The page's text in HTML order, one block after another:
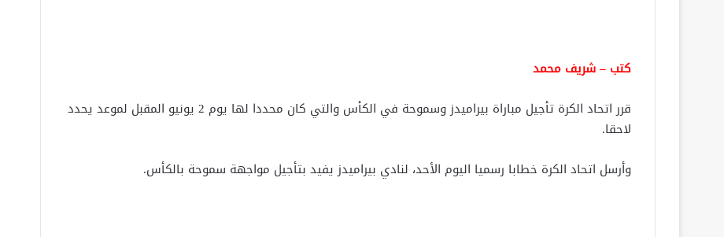
كتب – شريف محمد
قرر اتحاد الكرة تأجيل مباراة بيراميدز وسموحة في الكأس والتي كان محددا لها يوم 2 يونيو المقبل لموعد يحدد
لاحقا.
وأرسل اتحاد الكرة خطابا رسميا اليوم الأحد، لنادي بيراميدز يفيد بتأجيل مواجهة سموحة بالكأس.